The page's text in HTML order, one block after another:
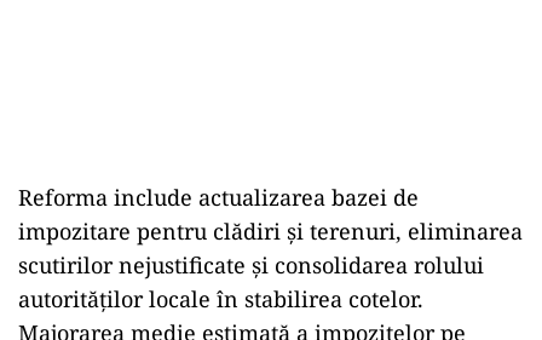
Reforma include actualizarea bazei de
impozitare pentru clădiri și terenuri, eliminarea
scutirilor nejustificate și consolidarea rolului
autorităților locale în stabilirea cotelor.
Majorarea medie estimată a impozitelor pe